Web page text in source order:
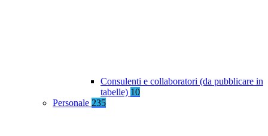
Consulenti e collaboratori (da pubblicare in
tabelle) 10
Personale 235